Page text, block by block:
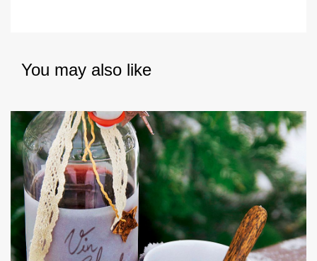
You may also like